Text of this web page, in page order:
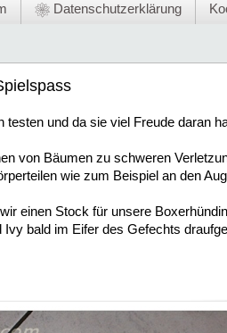
❀ Datenschutzerklärung
und da sie viel Freude daran
von Bäumen zu schweren
wie zum Beispiel an den
einen Stock für unsere
bald im Eifer des Gefechts